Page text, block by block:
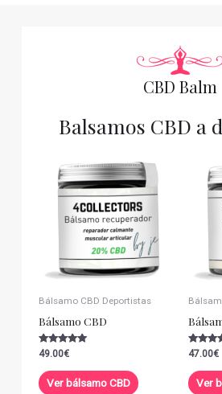
CBD Balm
Balsamos CBD a
Bálsamo CBD Deportistas
Bálsamo CBD
Valorado con
de 5
49.00€
Ver bálsamo CBD
Valorado
de 5
47.00€
Ver